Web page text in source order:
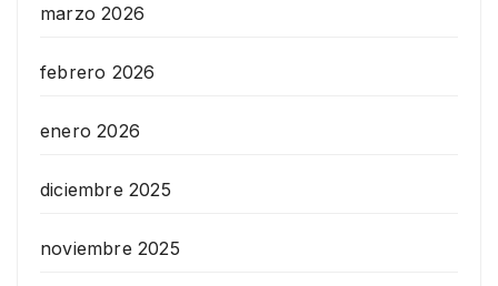
marzo 2026
febrero 2026
enero 2026
diciembre 2025
noviembre 2025